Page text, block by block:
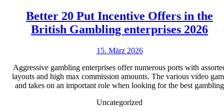
Better 20 Put Incentive Offers in the
British Gambling enterprises 2026
15. März 202615.
2026
Aggressive gambling enterprises offer numerous ports with
layouts and high max commission amounts. The various video
and takes on an important role when looking for the best gambling
Uncategorized